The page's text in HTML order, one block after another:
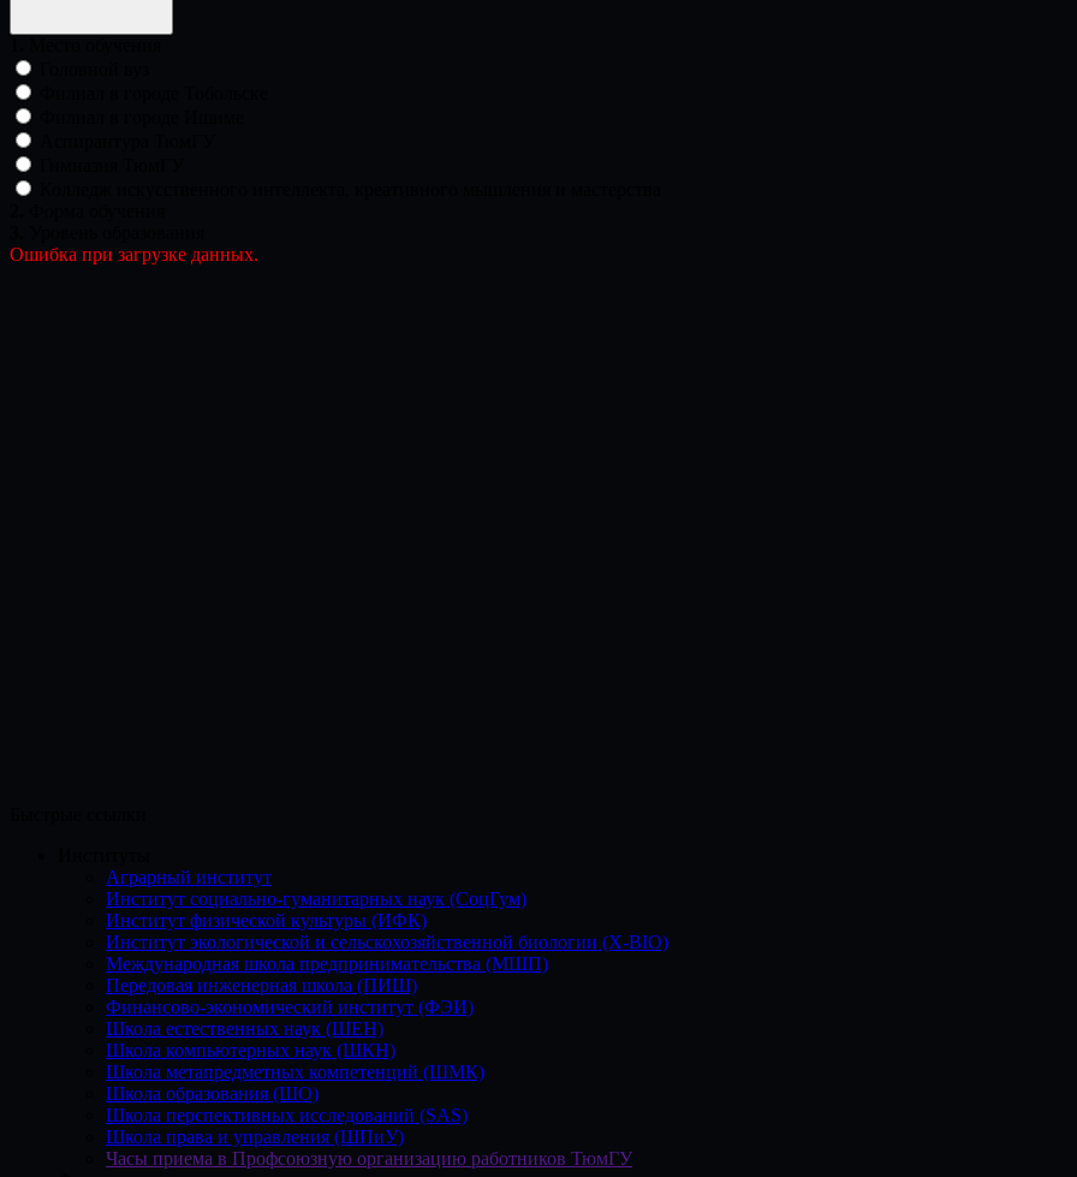
Ошибка при загрузке данных.
Аграрный институт
Институт социально-гуманитарных наук (СоцГум)
Институт физической культуры (ИФК)
Институт экологической и сельскохозяйственной биологии (X-BIO)
Международная школа предпринимательства (МШП)
Передовая инженерная школа (ПИШ)
Финансово-экономический институт (ФЭИ)
Школа естественных наук (ШЕН)
Школа компьютерных наук (ШКН)
Школа метапредметных компетенций (ШМК)
Школа образования (ШО)
Школа перспективных исследований (SAS)
Школа права и управления (ШПиУ)
Часы приема в Профсоюзную организацию работников ТюмГУ